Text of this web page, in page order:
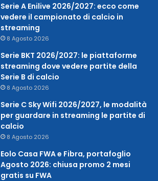
Serie A Enilive 2026/2027: ecco come
vedere il campionato di calcio in
streaming
8 Agosto 2026
Serie BKT 2026/2027: le piattaforme
streaming dove vedere partite della
Serie B di calcio
8 Agosto 2026
Serie C Sky Wifi 2026/2027, le modalità
per guardare in streaming le partite di
calcio
8 Agosto 2026
Eolo Casa FWA e Fibra, portafoglio
Agosto 2026: chiusa promo 2 mesi
gratis su FWA